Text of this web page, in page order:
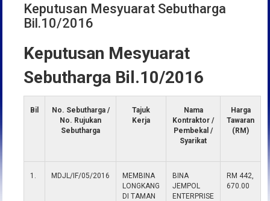
Keputusan Mesyuarat Sebutharga
Bil.10/2016
Keputusan Mesyuarat
Sebutharga Bil.10/2016
Bil
No. Sebutharga /
No. Rujukan
Sebutharga
Tajuk
Kerja
Nama
Kontraktor /
Pembekal /
Syarikat
Harga
Tawaran
(RM)
1. MDJL/IF/05/2016
MEMBINA
LONGKANG
DI TAMAN
BINA
JEMPOL
ENTERPRISE
RM 442,
670.00